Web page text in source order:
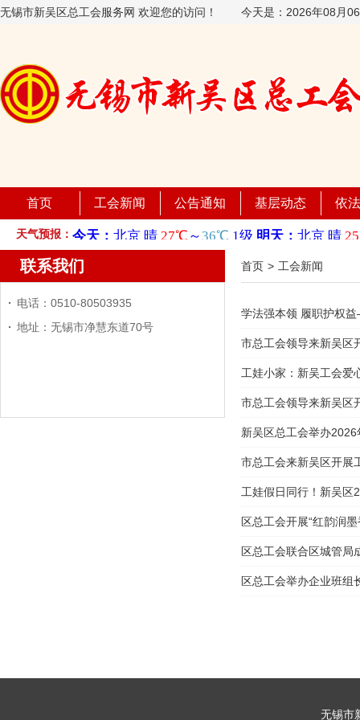
无锡市新吴区总工会服务网 欢迎您的访问！ 今天是： 2026年08月
首页 工会新闻 公告通知 基层动态 依
天气预报：
联系我们
电话：0510-80503935
地址：无锡市净慧东道70号
首页 > 工会新闻
学法强本领 履职护权
市总工会领导来新吴区
工娃小家：新吴工会爱
市总工会领导来新吴区
新吴区总工会举办
市总工会来新吴区开展
工娃假日同行！新吴区
区总工会开展“红韵润
区总工会联合区城管局
区总工会举办企业班组
无锡市